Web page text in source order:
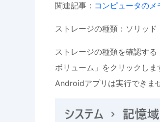
関連記事： コンピュータの
ストレージの種類：ソリッド
ストレージの種類を確認す
ボリューム」をクリックしま
Androidアプリは実行できま